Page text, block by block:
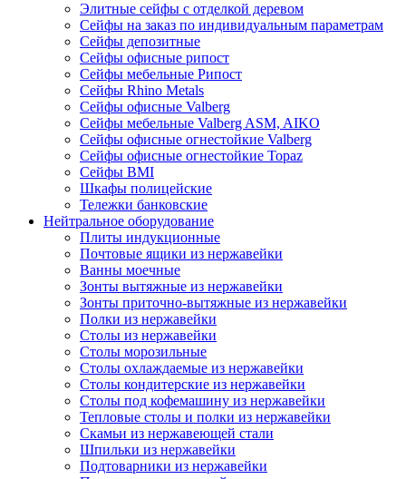
Элитные сейфы с отделкой деревом
Сейфы на заказ по индивидуальным параметрам
Сейфы депозитные
Сейфы офисные рипост
Сейфы мебельные Рипост
Сейфы Rhino Metals
Сейфы офисные Valberg
Сейфы мебельные Valberg ASM, AIKO
Сейфы офисные огнестойкие Valberg
Сейфы офисные огнестойкие Topaz
Сейфы ВМI
Шкафы полицейские
Тележки банковские
Нейтральное оборудование
Плиты индукционные
Почтовые ящики из нержавейки
Ванны моечные
Зонты вытяжные из нержавейки
Зонты приточно-вытяжные из нержавейки
Полки из нержавейки
Столы из нержавейки
Столы морозильные
Столы охлаждаемые из нержавейки
Столы кондитерские из нержавейки
Столы под кофемашину из нержавейки
Тепловые столы и полки из нержавейки
Скамьи из нержавеющей стали
Шпильки из нержавейки
Подтоварники из нержавейки